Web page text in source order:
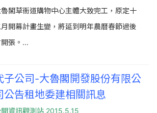
閣草衙道購物中心主體大致完工，原定十
月開幕計畫生變，將延到明年農曆春節過後
張。...
子公司-大魯閣開發股份有限公
公告租地委建相關訊息
開資訊觀測站 2015.5.15